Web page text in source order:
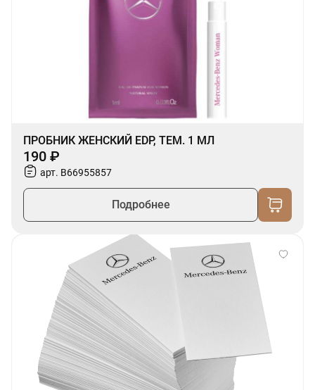
ПРОБНИК ЖЕНСКИЙ EDP, ТЕМ. 1 МЛ
190 ₽
арт. B66955857
Подробнее